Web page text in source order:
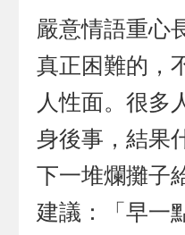
嚴意情語重心
真正困難的，
人性面。很多
身後事，結果
下一堆爛攤子
建議：「早一